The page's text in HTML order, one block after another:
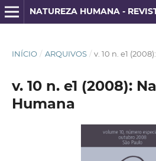
INÍCIO / ARQUIVOS / v. 10 n. e1
v. 10 n. e1 (2008):
Humana